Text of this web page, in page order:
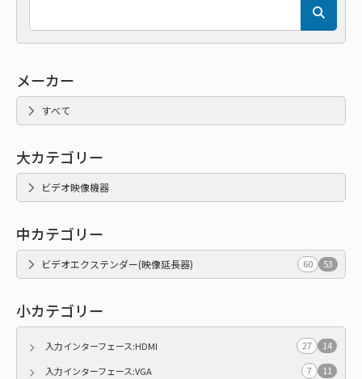
メーカー
すべて
大カテゴリー
ビデオ映像機器
中カテゴリー
ビデオエクステンダー(映像延長器) 60 53
小カテゴリー
入力インターフェース:HDMI 27
14
入力インターフェース:VGA
7
11